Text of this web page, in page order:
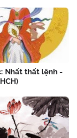
Nhất thất lệnh -